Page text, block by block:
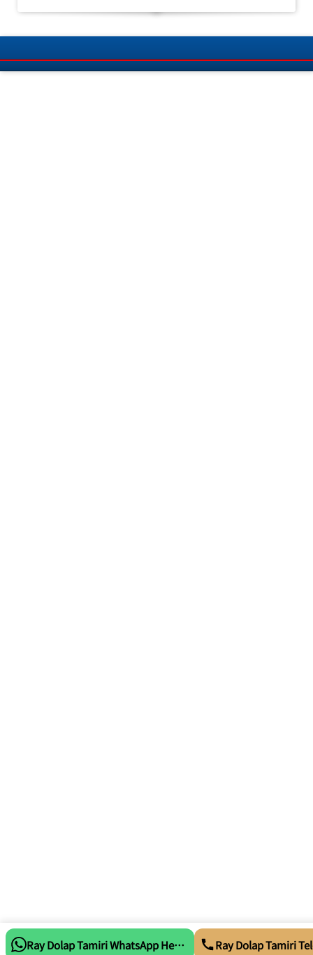
Ray Dolap Tamiri WhatsApp Hemen Ara Ray Dolap Tamiri
Whatsapp Tıkla Mesaj At Telefon